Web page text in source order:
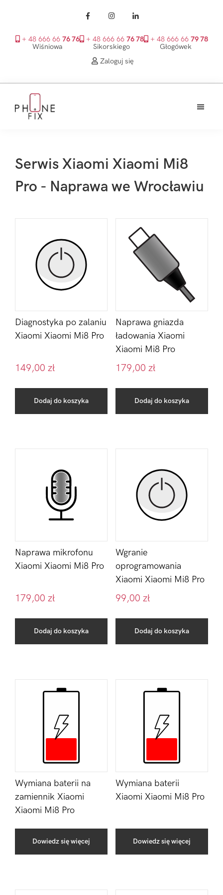
+ 48 666 66 76 76
Wiśniowa
+ 48 666 66 76 78
Sikorskiego
+ 48 666 66 79 78
Głogówek
Zaloguj się
głównego
Serwis Xiaomi Xiaomi Mi8
Pro - Naprawa we Wrocławiu
Diagnostyka po zalaniu
Xiaomi Xiaomi Mi8 Pro
149,00 zł
Dodaj do koszyka
Naprawa gniazda
ładowania Xiaomi
Xiaomi Mi8 Pro
179,00 zł
Dodaj do koszyka
Naprawa mikrofonu
Xiaomi Xiaomi Mi8 Pro
179,00 zł
Dodaj do koszyka
Wgranie
oprogramowania
Xiaomi Xiaomi Mi8 Pro
99,00 zł
Dodaj do koszyka
Wymiana baterii na
zamiennik Xiaomi
Xiaomi Mi8 Pro
Dowiedz się więcej
Wymiana baterii
Xiaomi Xiaomi Mi8 Pro
Dowiedz się więcej